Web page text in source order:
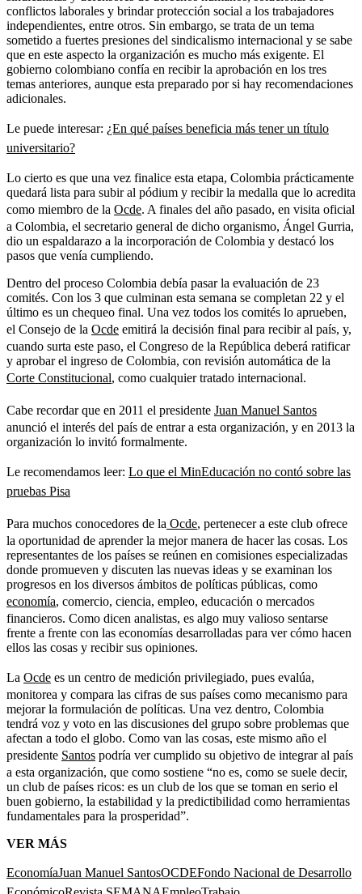
conflictos laborales y brindar protección social a los trabajadores
independientes, entre otros. Sin embargo, se trata de un tema
sometido a fuertes presiones del sindicalismo internacional y se sabe
que en este aspecto la organización es mucho más exigente. El
gobierno colombiano confía en recibir la aprobación en los tres
temas anteriores, aunque esta preparado por si hay recomendaciones
adicionales.
Le puede interesar: ¿En qué países beneficia más tener un título
universitario?
Lo cierto es que una vez finalice esta etapa, Colombia prácticamente
quedará lista para subir al pódium y recibir la medalla que lo acredita
como miembro de la Ocde. A finales del año pasado, en visita oficial
a Colombia, el secretario general de dicho organismo, Ángel Gurria,
dio un espaldarazo a la incorporación de Colombia y destacó los
pasos que venía cumpliendo.
Dentro del proceso Colombia debía pasar la evaluación de 23
comités. Con los 3 que culminan esta semana se completan 22 y el
último es un chequeo final. Una vez todos los comités lo aprueben,
el Consejo de la Ocde emitirá la decisión final para recibir al país, y,
cuando surta este paso, el Congreso de la República deberá ratificar
y aprobar el ingreso de Colombia, con revisión automática de la
Corte Constitucional, como cualquier tratado internacional.
Cabe recordar que en 2011 el presidente Juan Manuel Santos
anunció el interés del país de entrar a esta organización, y en 2013 la
organización lo invitó formalmente.
Le recomendamos leer: Lo que el MinEducación no contó sobre las
pruebas Pisa
Para muchos conocedores de la Ocde, pertenecer a este club ofrece
la oportunidad de aprender la mejor manera de hacer las cosas. Los
representantes de los países se reúnen en comisiones especializadas
donde promueven y discuten las nuevas ideas y se examinan los
progresos en los diversos ámbitos de políticas públicas, como
economía, comercio, ciencia, empleo, educación o mercados
financieros. Como dicen analistas, es algo muy valioso sentarse
frente a frente con las economías desarrolladas para ver cómo hacen
ellos las cosas y recibir sus opiniones.
La Ocde es un centro de medición privilegiado, pues evalúa,
monitorea y compara las cifras de sus países como mecanismo para
mejorar la formulación de políticas. Una vez dentro, Colombia
tendrá voz y voto en las discusiones del grupo sobre problemas que
afectan a todo el globo. Como van las cosas, este mismo año el
presidente Santos podría ver cumplido su objetivo de integrar al país
a esta organización, que como sostiene “no es, como se suele decir,
un club de países ricos: es un club de los que se toman en serio el
buen gobierno, la estabilidad y la predictibilidad como herramientas
fundamentales para la prosperidad”.
VER MÁS
EconomíaJuan Manuel SantosOCDEFondo Nacional de Desarrollo